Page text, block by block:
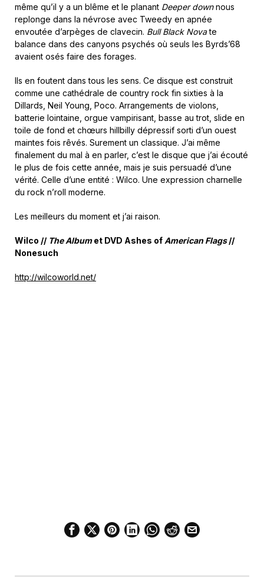
même qu’il y a un blême et le planant Deeper downnous
replonge dans la névrose avec Tweedy en apnée
envoutée d’arpèges de clavecin. Bull Black Novate
balance dans des canyons psychés où seuls les Byrds’68
avaient osés faire des forages.
Ils en foutent dans tous les sens. Ce disque est construit
comme une cathédrale de country rock fin sixties à la
Dillards, Neil Young, Poco. Arrangements de violons,
batterie lointaine, orgue vampirisant, basse au trot, slide en
toile de fond et chœurs hillbilly dépressif sorti d’un ouest
maintes fois rêvés. Surement un classique. J’ai même
finalement du mal à en parler, c’est le disque que j’ai écouté
le plus de fois cette année, mais je suis persuadé d’une
vérité. Celle d’une entité : Wilco. Une expression charnelle
du rock n’roll moderne.
Les meilleurs du moment et j’ai raison.
Wilco // The Albumet DVD Ashes of American Flags//
Nonesuch
http://wilcoworld.net/